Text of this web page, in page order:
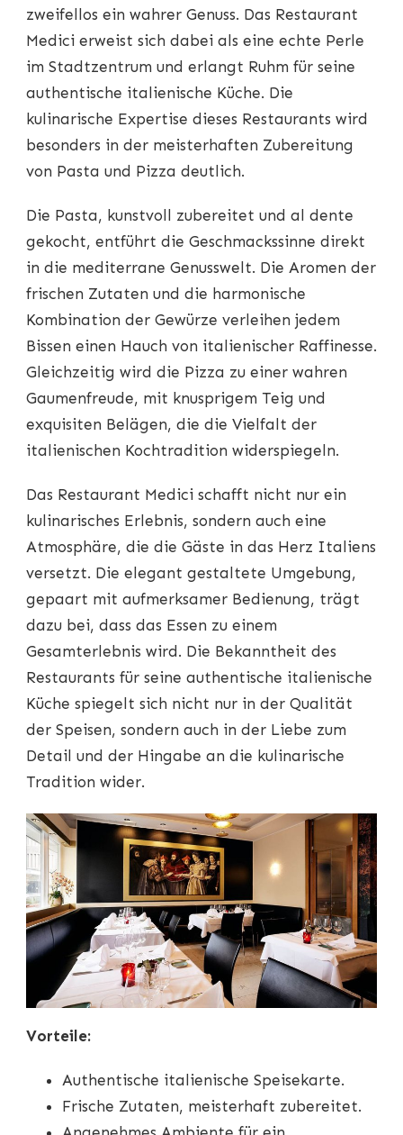
zweifellos ein wahrer Genuss. Das Restaurant
Medici erweist sich dabei als eine echte Perle
im Stadtzentrum und erlangt Ruhm für seine
authentische italienische Küche. Die
kulinarische Expertise dieses Restaurants wird
besonders in der meisterhaften Zubereitung
von Pasta und Pizza deutlich.
Die Pasta, kunstvoll zubereitet und al dente
gekocht, entführt die Geschmackssinne direkt
in die mediterrane Genusswelt. Die Aromen der
frischen Zutaten und die harmonische
Kombination der Gewürze verleihen jedem
Bissen einen Hauch von italienischer Raffinesse.
Gleichzeitig wird die Pizza zu einer wahren
Gaumenfreude, mit knusprigem Teig und
exquisiten Belägen, die die Vielfalt der
italienischen Kochtradition widerspiegeln.
Das Restaurant Medici schafft nicht nur ein
kulinarisches Erlebnis, sondern auch eine
Atmosphäre, die die Gäste in das Herz Italiens
versetzt. Die elegant gestaltete Umgebung,
gepaart mit aufmerksamer Bedienung, trägt
dazu bei, dass das Essen zu einem
Gesamterlebnis wird. Die Bekanntheit des
Restaurants für seine authentische italienische
Küche spiegelt sich nicht nur in der Qualität
der Speisen, sondern auch in der Liebe zum
Detail und der Hingabe an die kulinarische
Tradition wider.
Vorteile:
Authentische italienische Speisekarte.
Frische Zutaten, meisterhaft zubereitet.